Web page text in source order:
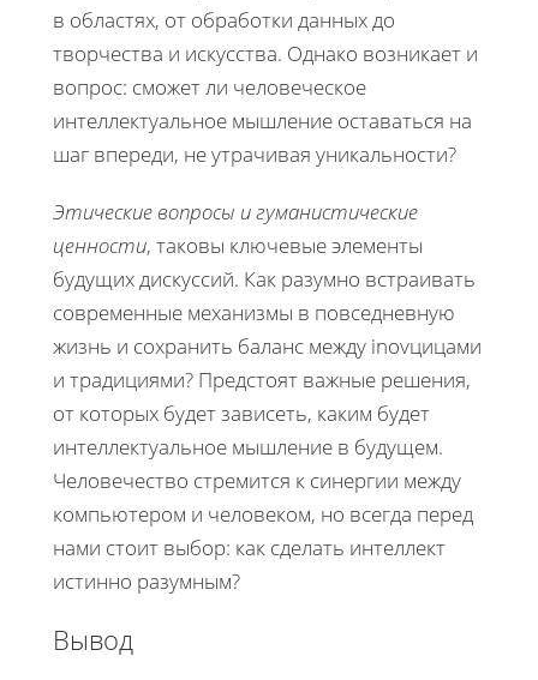
в областях, от обработки данных до
творчества и искусства. Однако возникает и
вопрос: сможет ли человеческое
интеллектуальное мышление оставаться на
шаг впереди, не утрачивая уникальности?
Этические вопросы и гуманистические
ценности, таковы ключевые элементы
будущих дискуссий. Как разумно встраивать
современные механизмы в повседневную
жизнь и сохранить баланс между inovцицами
и традициями? Предстоят важные решения,
от которых будет зависеть, каким будет
интеллектуальное мышление в будущем.
Человечество стремится к синергии между
компьютером и человеком, но всегда перед
нами стоит выбор: как сделать интеллект
истинно разумным?
Вывод